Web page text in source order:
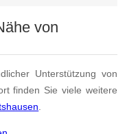
von
Unterstützung von
finden Sie viele weitere